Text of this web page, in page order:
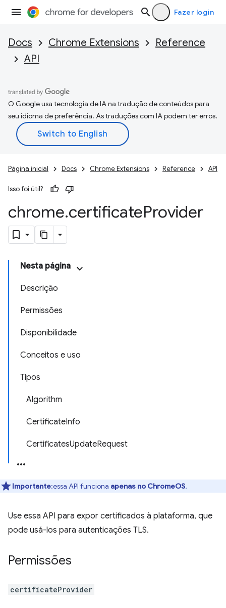
Fazer login
Docs Chrome Extensions
Reference
API
O Google usa tecnologia de IA na tradução de conteúdos para
seu idioma de preferência. As traduções com IA podem ter erros.
Página inicial Docs Chrome Extensions Reference API
Isso foi útil?
chrome.certificateProvider
Nesta página
Descrição
Permissões
Disponibilidade
Conceitos e uso
Tipos
Algorithm
CertificateInfo
CertificatesUpdateRequest
Importante:essa API funciona apenas no ChromeOS.
Use essa API para expor certificados à plataforma, que
pode usá-los para autenticações TLS.
Permissões
certificateProvider